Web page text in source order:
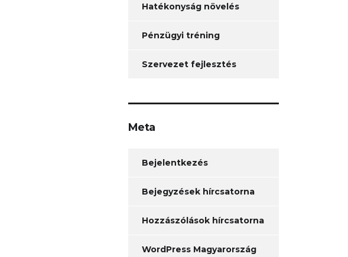
Hatékonyság növelés
Pénzügyi tréning
Szervezet fejlesztés
Meta
Bejelentkezés
Bejegyzések hírcsatorna
Hozzászólások hírcsatorna
WordPress Magyarország